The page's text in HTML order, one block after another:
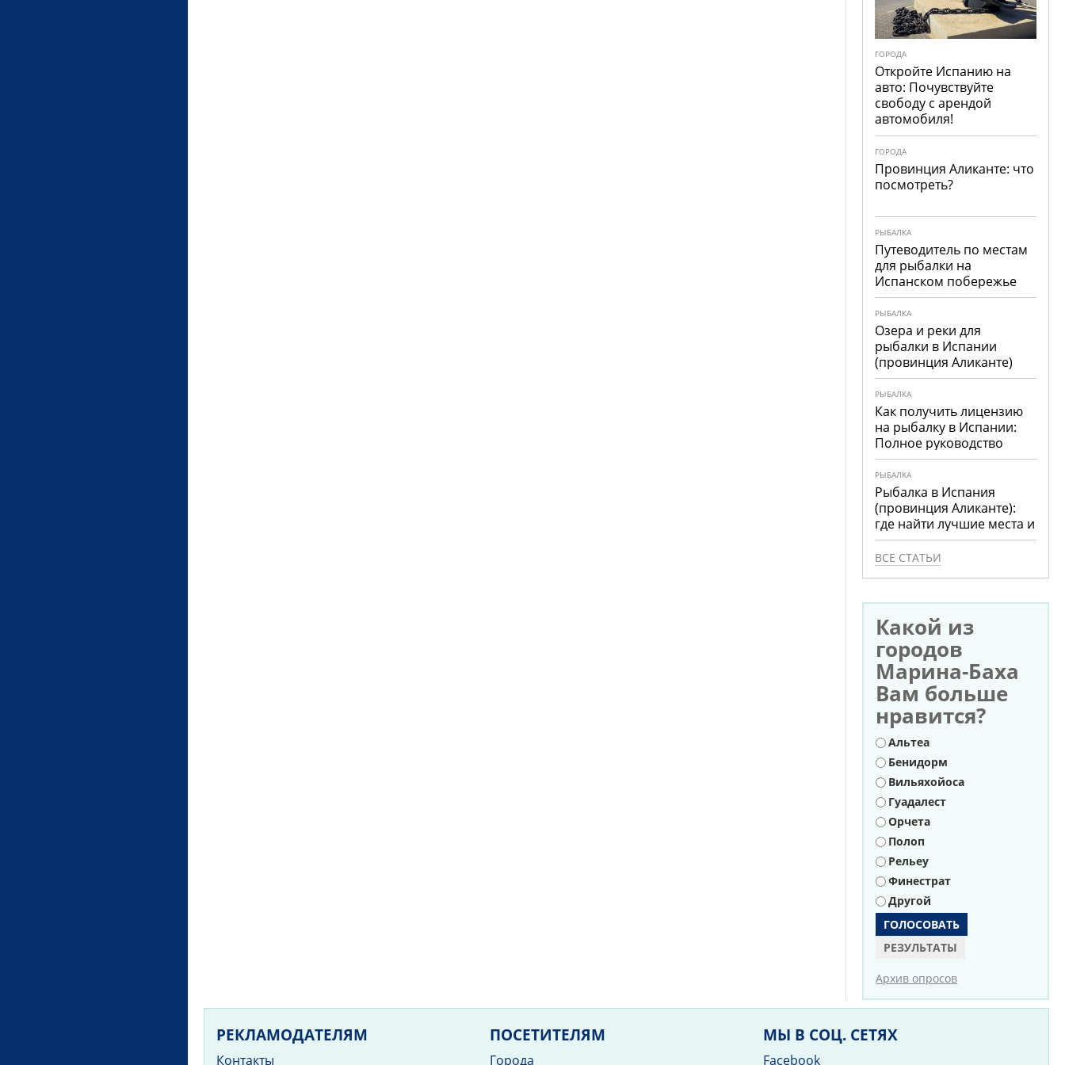
ГОРОДА
Откройте Испанию на
авто: Почувствуйте
свободу с арендой
автомобиля!
ГОРОДА
Провинция Аликанте: что
посмотреть?
РЫБАЛКА
Путеводитель по местам
для рыбалки на
Испанском побережье
РЫБАЛКА
Озера и реки для
рыбалки в Испании
(провинция Аликанте)
РЫБАЛКА
Как получить лицензию
на рыбалку в Испании:
Полное руководство
РЫБАЛКА
Рыбалка в Испания
(провинция Аликанте):
где найти лучшие места и
что ловить
ВСЕ СТАТЬИ
Какой из
городов
Марина-Баха
Вам больше
нравится?
Варианты
Альтеа
Бенидорм
Вильяхойоса
Гуадалест
Орчета
Полоп
Рельеу
Финестрат
Другой
РЕЗУЛЬТАТЫ
Архив опросов
РЕКЛАМОДАТЕЛЯМ
Контакты
ПОСЕТИТЕЛЯМ
Города
МЫ В СОЦ. СЕТЯХ
Facebook